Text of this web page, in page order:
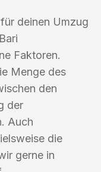
deinen Umzug
Faktoren.
Menge des
den
der
Auch
die
gerne in